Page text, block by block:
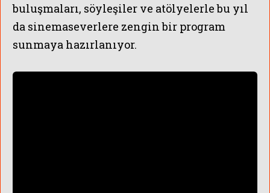
buluşmaları, söyleşiler ve atölyelerle bu yıl
da sinemaseverlere zengin bir program
sunmaya hazırlanıyor.